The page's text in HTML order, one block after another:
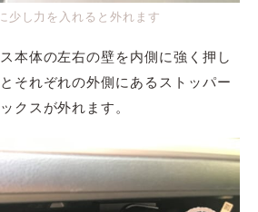
少し力を入れると外れます
本体の左右の壁を内側に強く押し
それぞれの外側にあるストッパー
クスが外れます。